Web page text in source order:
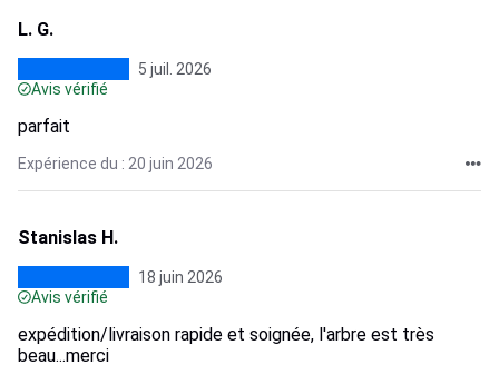
L. G.
5 juil. 2026
Avis vérifié
parfait
Expérience du : 20 juin 2026
Stanislas H.
18 juin 2026
Avis vérifié
expédition/livraison rapide et soignée, l'arbre est très
beau...merci